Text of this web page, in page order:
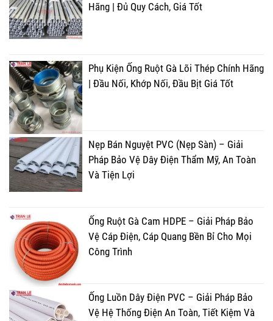
Hãng | Đủ Quy Cách, Giá Tốt
Phụ Kiện Ống Ruột Gà Lõi Thép Chính Hãng
| Đầu Nối, Khớp Nối, Đầu Bịt Giá Tốt
Nẹp Bán Nguyệt PVC (Nẹp Sàn) – Giải
Pháp Bảo Vệ Dây Điện Thẩm Mỹ, An Toàn
Và Tiện Lợi
Ống Ruột Gà Cam HDPE – Giải Pháp Bảo
Vệ Cáp Điện, Cáp Quang Bền Bỉ Cho Mọi
Công Trình
Ống Luồn Dây Điện PVC – Giải Pháp Bảo
Vệ Hệ Thống Điện An Toàn, Tiết Kiệm Và